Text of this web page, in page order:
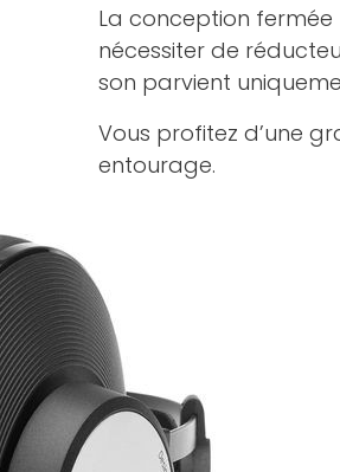
La conception
nécessiter de
son parvient
Vous profitez d’une
entourage.